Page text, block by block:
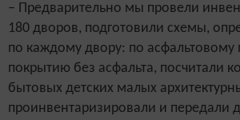
– Предварительно мы провели
180 дворов, подготовили схемы,
по каждому двору: по асфальтовому
покрытию без асфальта, посчитали
бытовых детских малых
проинвентаризировали и передали